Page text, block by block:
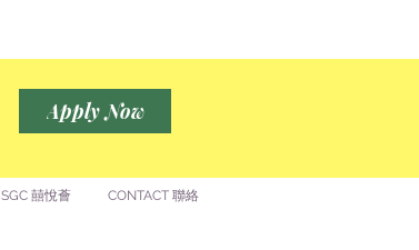
Apply Now
SGC 囍悅薈 CONTACT 聯絡